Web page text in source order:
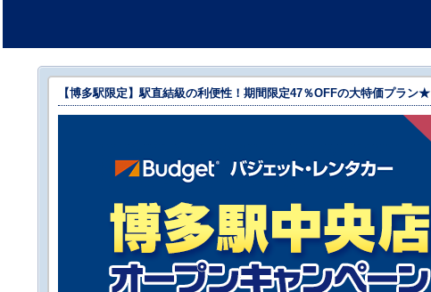
【博多駅限定】駅直結級の利便性！期間限定47％OFFの大特価プラン★